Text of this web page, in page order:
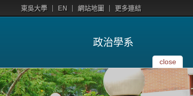
東吳大學 EN 網站地圖 更多連結
政治學系
close